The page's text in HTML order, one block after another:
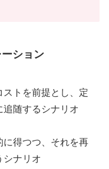
ション
ストを前提とし、定
随するシナリオ
に得つつ、それを再
シナリオ